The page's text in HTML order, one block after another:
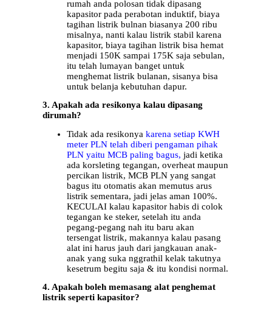
rumah anda polosan tidak dipasang
kapasitor pada perabotan induktif, biaya
tagihan listrik bulnan biasanya 200 ribu
misalnya, nanti kalau listrik stabil karena
kapasitor, biaya tagihan listrik bisa hemat
menjadi 150K sampai 175K saja sebulan,
itu telah lumayan banget untuk
menghemat listrik bulanan, sisanya bisa
untuk belanja kebutuhan dapur.
3. Apakah ada resikonya kalau dipasang
dirumah?
Tidak ada resikonya karena setiap KWH
meter PLN telah diberi pengaman pihak
PLN yaitu MCB paling bagus, jadi ketika
ada korsleting tegangan, overheat maupun
percikan listrik, MCB PLN yang sangat
bagus itu otomatis akan memutus arus
listrik sementara, jadi jelas aman 100%.
KECULAI kalau kapasitor habis di colok
tegangan ke steker, setelah itu anda
pegang-pegang nah itu baru akan
tersengat listrik, makannya kalau pasang
alat ini harus jauh dari jangkauan anak-
anak yang suka nggrathil kelak takutnya
kesetrum begitu saja & itu kondisi normal.
4. Apakah boleh memasang alat penghemat
listrik seperti kapasitor?